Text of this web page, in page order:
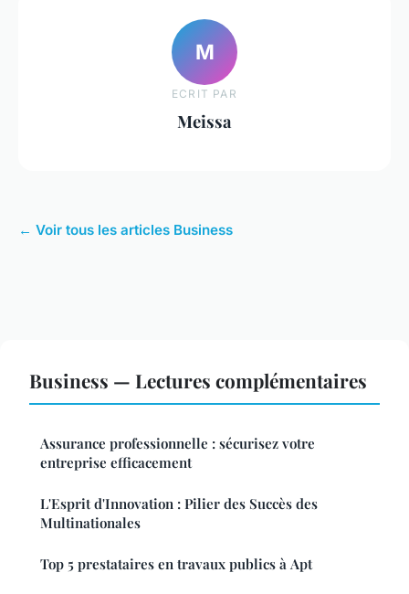
M
ECRIT PAR
Meissa
← Voir tous les articles Business
Business — Lectures complémentaires
Assurance professionnelle : sécurisez votre
entreprise efficacement
L'Esprit d'Innovation : Pilier des Succès des
Multinationales
Top 5 prestataires en travaux publics à Apt